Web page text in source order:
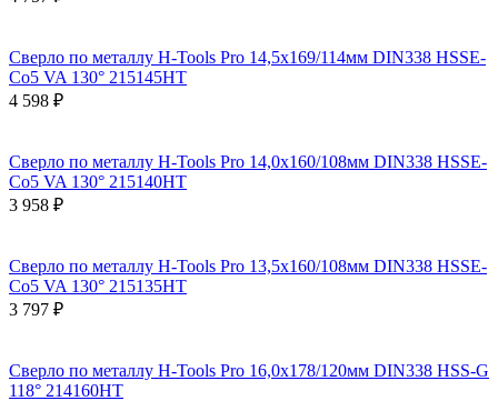
Сверло по металлу H-Tools Pro 14,5x169/114мм DIN338 HSSE-
Co5 VA 130° 215145HT
4 598 ₽
Сверло по металлу H-Tools Pro 14,0x160/108мм DIN338 HSSE-
Co5 VA 130° 215140HT
3 958 ₽
Сверло по металлу H-Tools Pro 13,5x160/108мм DIN338 HSSE-
Co5 VA 130° 215135HT
3 797 ₽
Сверло по металлу H-Tools Pro 16,0x178/120мм DIN338 HSS-G
118° 214160HT